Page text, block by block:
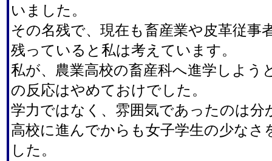
いました。
その名残で、現在も畜産業や皮革従事
残っていると私は考えています。
私が、農業高校の畜産科へ進学しよう
の反応はやめておけでした。
学力ではなく、雰囲気であったのは分
高校に進んでからも女子学生の少なさ
した。